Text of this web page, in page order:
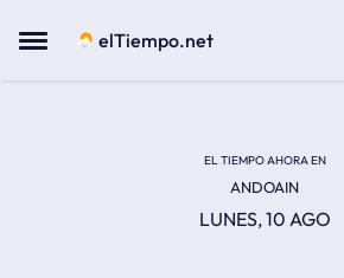
Menu elTiempo.net
EL TIEMPO AHORA EN
ANDOAIN
LUNES, 10 AGO